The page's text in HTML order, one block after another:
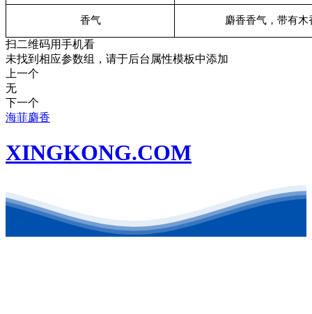
香气 麝香香气，带有木
扫二维码用手机看
未找到相应参数组，请于后台属性模板中添加
上一个
无
下一个
海菲麝香
XINGKONG.COM